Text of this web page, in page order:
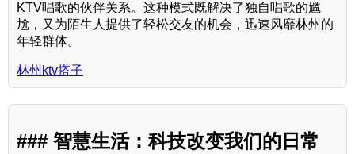
KTV唱歌的伙伴关系。这种模式既解决了独自唱歌的尴
尬，又为陌生人提供了轻松交友的机会，迅速风靡林州的
年轻群体。
林州ktv搭子
### 智慧生活：科技改变我们的日常